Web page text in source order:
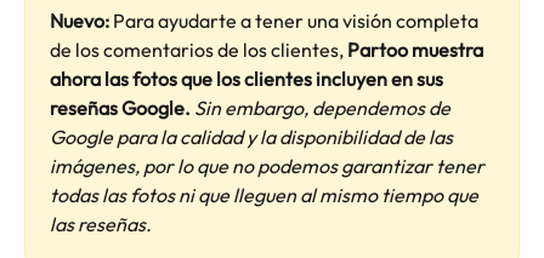
Nuevo: Para ayudarte a tener una visión completa
de los comentarios de los clientes, Partoo muestra
ahora las fotos que los clientes incluyen en sus
reseñas Google. Sin embargo, dependemos de
Google para la calidad y la disponibilidad de las
imágenes, por lo que no podemos garantizar tener
todas las fotos ni que lleguen al mismo tiempo que
las reseñas.